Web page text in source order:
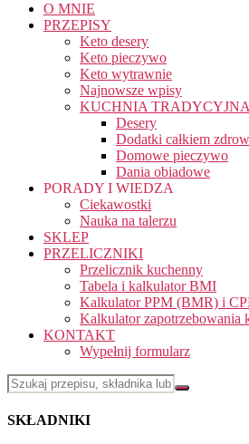
O MNIE
PRZEPISY
Keto desery
Keto pieczywo
Keto wytrawnie
Najnowsze wpisy
KUCHNIA TRADYCYJNA
Desery
Dodatki całkiem
Domowe pieczywo
Dania obiadowe
PORADY I WIEDZA
Ciekawostki
Nauka na talerzu
SKLEP
PRZELICZNIKI
Przelicznik kuchenny
Tabela i kalkulator BMI
Kalkulator PPM (BMR) i
Kalkulator zapotrzebowania
KONTAKT
Wypełnij formularz
SKŁADNIKI